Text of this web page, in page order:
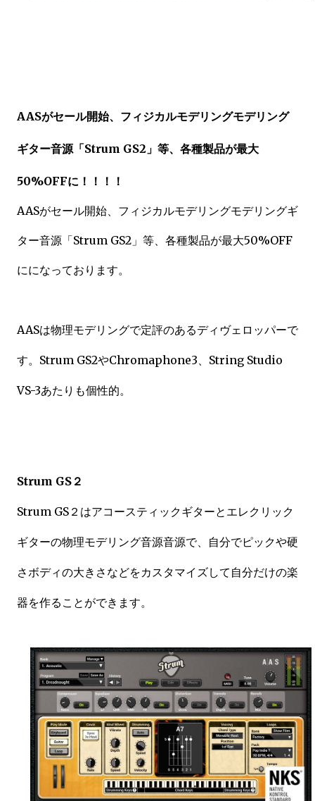
AASがセール開始、フィジカルモデリングモデリング
ギター音源「Strum GS2」等、各種製品が最大
50%OFFに！！！！
AASがセール開始、フィジカルモデリングモデリングギ
ター音源「Strum GS2」等、各種製品が最大50%OFF
にになっております。
AASは物理モデリングで定評のあるディヴェロッパーで
す。 Strum GS2やChromaphone3、String Studio
VS-3あたりも個性的。
Strum GS２
Strum GS２はアコースティックギターとエレクリック
ギターの物理モデリング音源音源で、 自分でピックや硬
さボディの大きさなどをカスタマイズして自分だけの楽
器を作ることができます。